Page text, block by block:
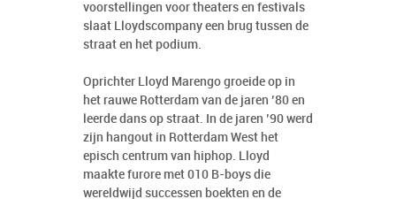
voorstellingen voor theaters en festivals
slaat Lloydscompany een brug tussen de
straat en het podium.
Oprichter Lloyd Marengo groeide op in
het rauwe Rotterdam van de jaren ’80 en
leerde dans op straat. In de jaren ’90 werd
zijn hangout in Rotterdam West het
episch centrum van hiphop. Lloyd
maakte furore met 010 B-boys die
wereldwijd successen boekten en de